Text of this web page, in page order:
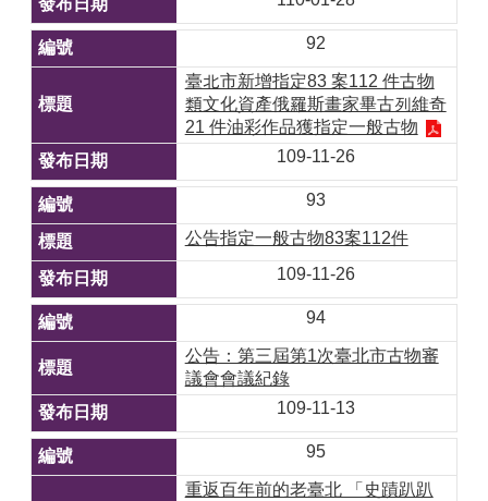
92
臺北市新增指定83 案112 件古物
類文化資產俄羅斯畫家畢古列維奇
21 件油彩作品獲指定一般古物
109-11-26
93
公告指定一般古物83案112件
109-11-26
94
公告：第三屆第1次臺北市古物審
議會會議紀錄
109-11-13
95
重返百年前的老臺北 「史蹟趴趴